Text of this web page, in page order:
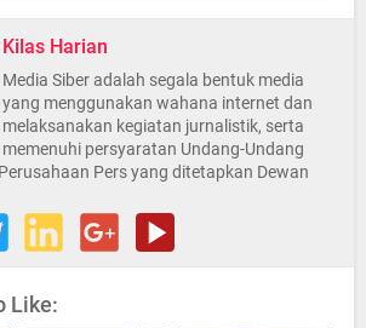
Kilas Harian
Media Siber adalah segala bentuk media
yang menggunakan wahana internet dan
melaksanakan kegiatan jurnalistik, serta
memenuhi persyaratan Undang-Undang
Pers yang ditetapkan Dewan
Like: